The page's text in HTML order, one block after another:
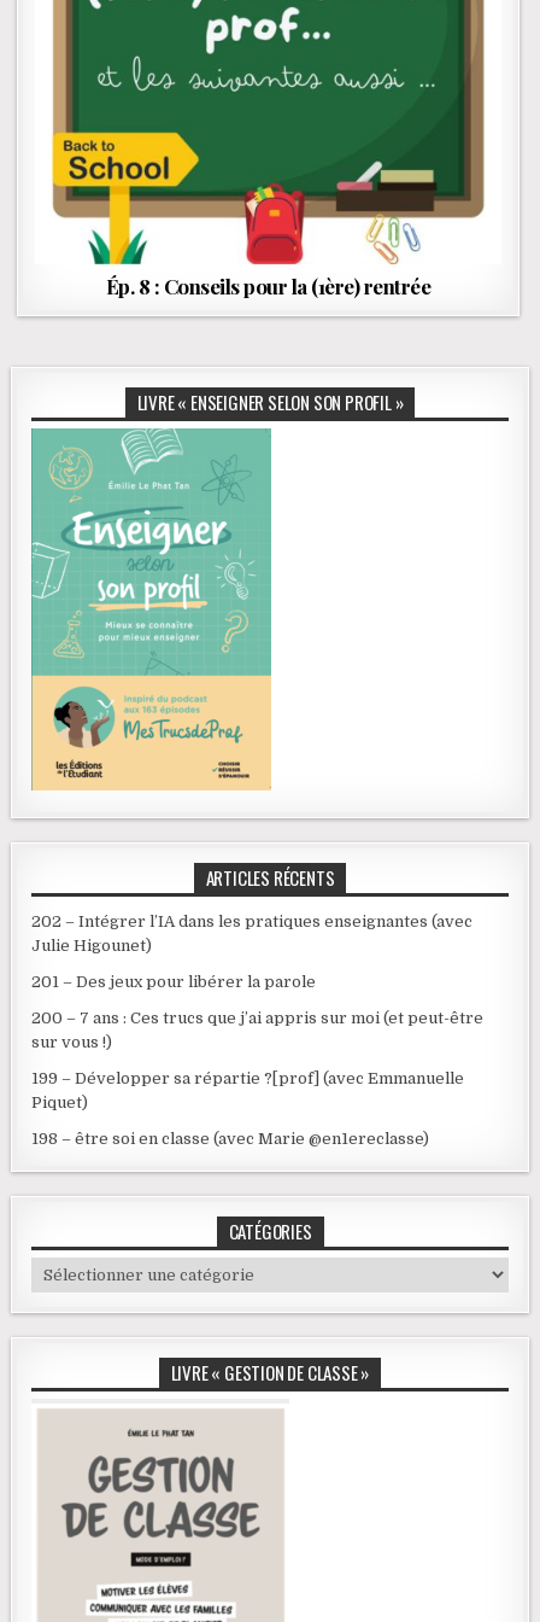
Ép. 8 : Conseils pour la (1ère) rentrée
LIVRE « ENSEIGNER SELON SON PROFIL »
ARTICLES RÉCENTS
202 – Intégrer l’IA dans les pratiques enseignantes (avec
Julie Higounet)
201 – Des jeux pour libérer la parole
200 – 7 ans : Ces trucs que j’ai appris sur moi (et peut-être
sur vous !)
199 – Développer sa répartie ?[prof] (avec Emmanuelle
Piquet)
198 – être soi en classe (avec Marie @en1ereclasse)
CATÉGORIES
Catégories
LIVRE « GESTION DE CLASSE »